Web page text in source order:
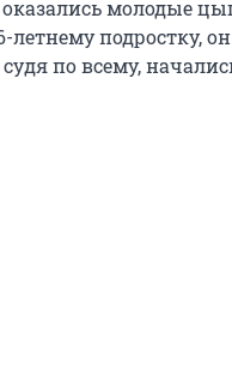
молодые
подростку, он
по всему,